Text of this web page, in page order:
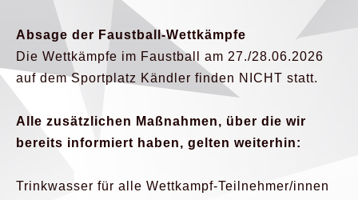
Absage der Faustball-Wettkämpfe
Die Wettkämpfe im Faustball am 27./28.06.2026
auf dem Sportplatz Kändler finden NICHT statt.
Alle zusätzlichen Maßnahmen, über die wir
bereits informiert haben, gelten weiterhin:
Trinkwasser für alle Wettkampf-Teilnehmer/innen